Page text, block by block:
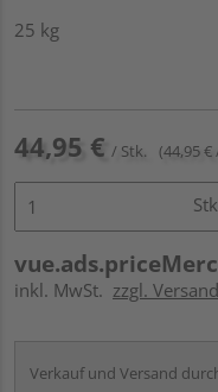
25 kg
44,95 € / Stk. (44,95 €
inkl. MwSt. zzgl.
Verkauf und Versand